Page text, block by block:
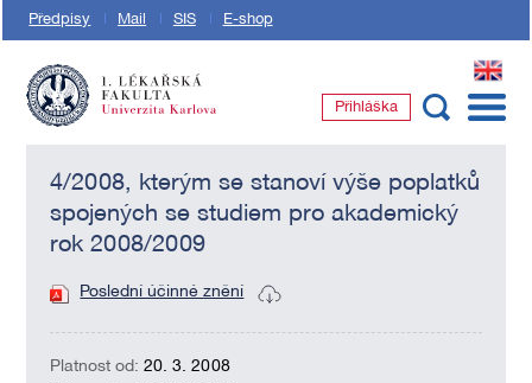
Předpisy Mail SIS E-shop
EN
Přihláška
4/2008, kterým se stanoví výše poplatků
spojených se studiem pro akademický
rok 2008/2009
Poslední účinné znění
Platnost od:20. 3. 2008